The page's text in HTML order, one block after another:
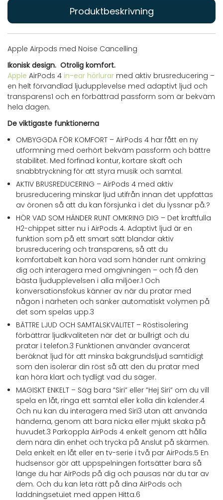
Produktbeskrivning
Apple Airpods med Noise Cancelling
Ikonisk design. Otrolig komfort.
Apple AirPods 4 in-ear hörlurar med aktiv brusreducering –
en helt förvandlad ljudupplevelse med adaptivt ljud och
transparens1 och en förbättrad passform som är bekväm
hela dagen.
De viktigaste funktionerna
OMBYGGDA FÖR KOMFORT – AirPods 4 har fått en ny
utformning med oerhört bekväm passform och bättre
stabilitet. Med förfinad kontur, kortare skaft och
snabbtryckning för att styra musik och samtal.
AKTIV BRUSREDUCERING – AirPods 4 med aktiv
brusreducering minskar ljud utifrån innan det uppfattas
av öronen så att du kan försjunka i det du lyssnar på.?
HÖR VAD SOM HÄNDER RUNT OMKRING DIG – Det kraftfulla
H2-chippet sitter nu i AirPods 4. Adaptivt ljud är en
funktion som på ett smart sätt blandar aktiv
brusreducering och transparens, så att du
komfortabelt kan höra vad som händer runt omkring
dig och interagera med omgivningen – och få den
bästa ljudupplevelsen i alla miljöer.1 Och
konversationsfokus känner av när du pratar med
någon i närheten och sänker automatiskt volymen på
det som spelas upp.3
BÄTTRE LJUD OCH SAMTALSKVALITET – Röstisolering
förbättrar ljudkvaliteten när det är bullrigt och du
pratar i telefon.3 Funktionen använder avancerat
beräknat ljud för att minska bakgrundsljud samtidigt
som den isolerar din röst så att den du pratar med
kan höra klart och tydligt vad du säger.
MAGISKT ENKELT – Säg bara ”Siri” eller ”Hej Siri” om du vill
spela en låt, ringa ett samtal eller kolla din kalender.4
Och nu kan du interagera med Siri3 utan att använda
händerna, genom att bara nicka eller mjukt skaka på
huvudet.3 Parkoppla AirPods 4 enkelt genom att hålla
dem nära din enhet och trycka på Anslut på skärmen.
Dela enkelt en låt eller en tv-serie i två par AirPods.5 En
hudsensor gör att uppspelningen fortsätter bara så
länge du har AirPods på dig och pausas när du tar av
dem. Och du kan leta rätt på dina AirPods och
laddningsetuiet med appen Hitta.6